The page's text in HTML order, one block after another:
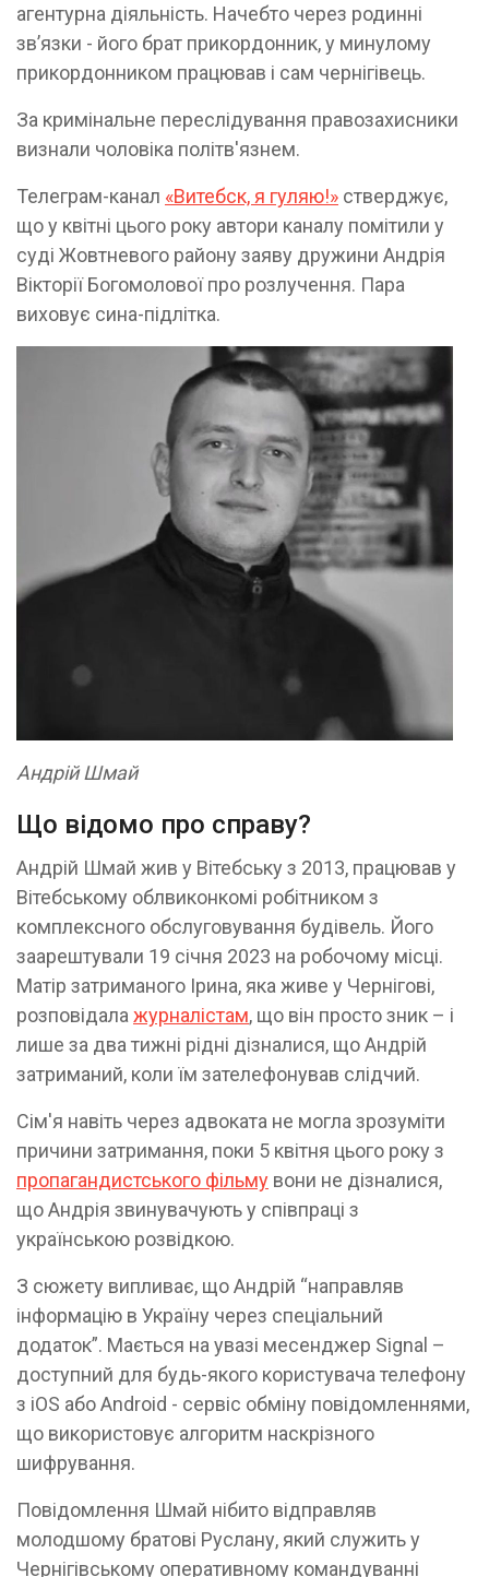
агентурна діяльність. Начебто через родинні
звʼязки - його брат прикордонник, у минулому
прикордонником працював і сам чернігівець.
За кримінальне переслідування правозахисники
визнали чоловіка політв'язнем.
Телеграм-канал «Витебск, я гуляю!» стверджує,
що у квітні цього року автори каналу помітили у
суді Жовтневого району заяву дружини Андрія
Вікторії Богомолової про розлучення. Пара
виховує сина-підлітка.
Андрій Шмай
Що відомо про справу?
Андрій Шмай жив у Вітебську з 2013, працював у
Вітебському облвиконкомі робітником з
комплексного обслуговування будівель. Його
заарештували 19 січня 2023 на робочому місці.
Матір затриманого Ірина, яка живе у Чернігові,
розповідала журналістам, що він просто зник – і
лише за два тижні рідні дізналися, що Андрій
затриманий, коли їм зателефонував слідчий.
Сім'я навіть через адвоката не могла зрозуміти
причини затримання, поки 5 квітня цього року з
пропагандистського фільму вони не дізналися,
що Андрія звинувачують у співпраці з
українською розвідкою.
З сюжету випливає, що Андрій “направляв
інформацію в Україну через спеціальний
додаток”. Мається на увазі месенджер Signal –
доступний для будь-якого користувача телефону
з iOS або Android - сервіс обміну повідомленнями,
що використовує алгоритм наскрізного
шифрування.
Повідомлення Шмай нібито відправляв
молодшому братові Руслану, який служить у
Чернігівському оперативному командуванні